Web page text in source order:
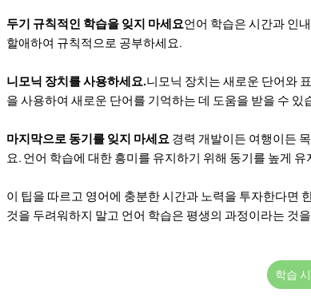
두기 규칙적인 학습을 잊지 마세요언어 학습은 시간과 인
할애하여 규칙적으로 공부하세요.
니모닉 장치를 사용하세요.니모닉 장치는 새로운 단어와
을 사용하여 새로운 단어를 기억하는 데 도움을 받을 수 있
마지막으로 동기를 잊지 마세요 경력 개발이든 여행이든
요. 언어 학습에 대한 흥미를 유지하기 위해 동기를 높게 유
이 팁을 따르고 영어에 충분한 시간과 노력을 투자한다면
것을 두려워하지 말고 언어 학습은 평생의 과정이라는 것
학습